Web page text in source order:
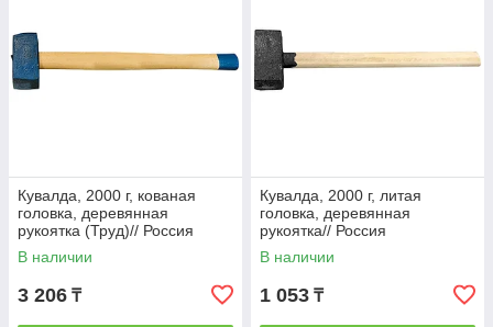
Кувалда, 2000 г, кованая
головка, деревянная
рукоятка (Труд)// Россия
В наличии
3 206 ₸
Кувалда, 2000 г, литая
головка, деревянная
рукоятка// Россия
В наличии
1 053 ₸